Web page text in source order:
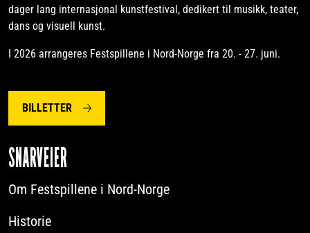
dager lang internasjonal kunstfestival, dedikert til musikk, teater,
dans og visuell kunst.
I 2026 arrangeres Festspillene i Nord-Norge fra 20. - 27. juni.
BILLETTER
SNARVEIER
Om Festspillene i Nord-Norge
Historie